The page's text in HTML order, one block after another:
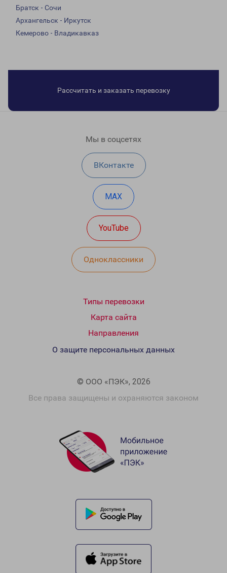
Братск - Сочи
Архангельск - Иркутск
Кемерово - Владикавказ
Рассчитать и заказать перевозку
Мы в соцсетях
ВКонтакте
MAX
YouTube
Одноклассники
Типы перевозки
Карта сайта
Направления
© ООО «ПЭК», 2026
Все права защищены и охраняются законом
О защите персональных данных